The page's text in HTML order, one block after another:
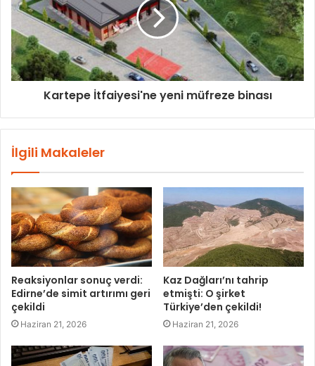
Kartepe İtfaiyesi'ne yeni müfreze binası
İlgili Makaleler
Reaksiyonlar sonuç verdi:
Edirne’de simit artırımı geri
çekildi
Haziran 21, 2026
Kaz Dağları’nı tahrip
etmişti: O şirket
Türkiye’den çekildi!
Haziran 21, 2026